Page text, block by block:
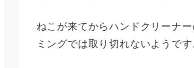
ねこが来てからハンドクリーナ
ミングでは取り切れないようです